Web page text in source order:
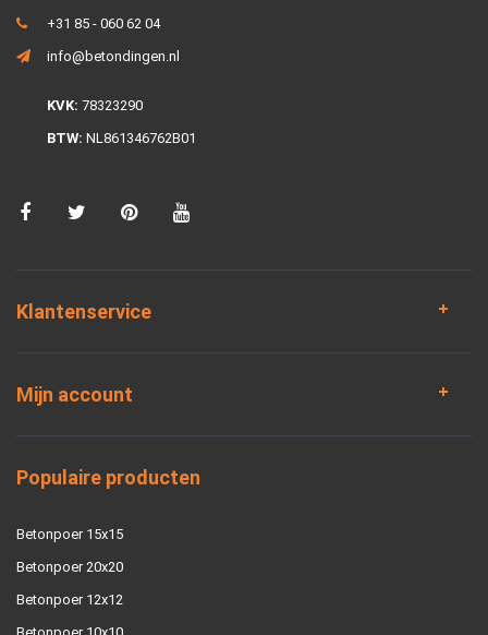
+31 85 - 060 62 04
info@betondingen.nl
KVK: 78323290
BTW: NL861346762B01
Klantenservice
Mijn account
Populaire producten
Betonpoer 15x15
Betonpoer 20x20
Betonpoer 12x12